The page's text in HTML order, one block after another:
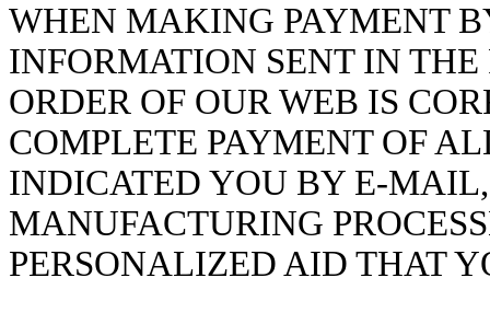
WHEN MAKING PAYMENT
INFORMATION SENT IN
ORDER OF OUR WEB IS
COMPLETE PAYMENT OF
INDICATED YOU BY E-
MANUFACTURING
PERSONALIZED AID THAT